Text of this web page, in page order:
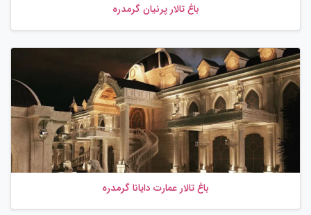
باغ تالار پرنیان گرمدره
باغ تالار عمارت دایانا گرمدره